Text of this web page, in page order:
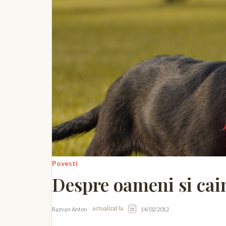
Povesti
Despre oameni si
Razvan Anton actualizat la 14/02/2012